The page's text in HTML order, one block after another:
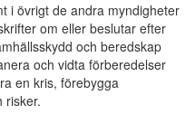
i övrigt de andra myndigheter
om eller beslutar efter
och beredskap
och vidta förberedelser
en kris, förebygga
risker.